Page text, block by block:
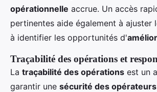
opérationnelle accrue. Un accès
pertinentes aide également à ajuster
à identifier les opportunités d'
Traçabilité des opérations et
La traçabilité des opérations est un
garantir une sécurité des opérateurs